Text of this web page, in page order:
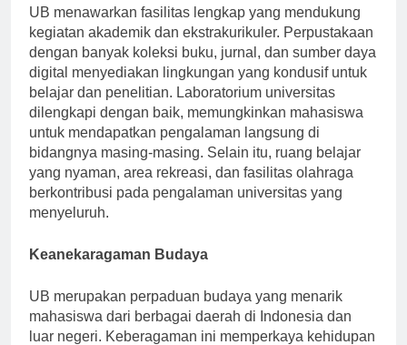
UB menawarkan fasilitas lengkap yang mendukung
kegiatan akademik dan ekstrakurikuler. Perpustakaan
dengan banyak koleksi buku, jurnal, dan sumber daya
digital menyediakan lingkungan yang kondusif untuk
belajar dan penelitian. Laboratorium universitas
dilengkapi dengan baik, memungkinkan mahasiswa
untuk mendapatkan pengalaman langsung di
bidangnya masing-masing. Selain itu, ruang belajar
yang nyaman, area rekreasi, dan fasilitas olahraga
berkontribusi pada pengalaman universitas yang
menyeluruh.
Keanekaragaman Budaya
UB merupakan perpaduan budaya yang menarik
mahasiswa dari berbagai daerah di Indonesia dan
luar negeri. Keberagaman ini memperkaya kehidupan